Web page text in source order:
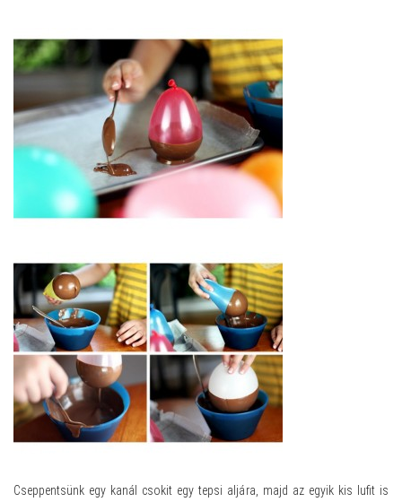
Cseppentsünk egy kanál csokit egy tepsi aljára, majd az egyik kis lufit is